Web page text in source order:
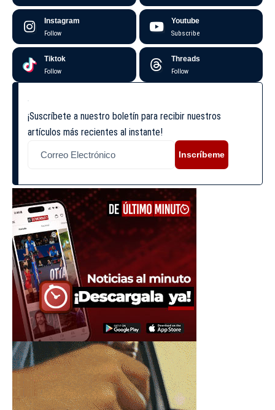
Instagram
Follow
Youtube
Subscribe
Tiktok
Follow
Threads
Follow
¡Suscríbete a nuestro boletín para recibir nuestros
artículos más recientes al instante!
Inscríbeme